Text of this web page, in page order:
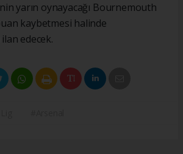
yarın oynayacağı Bournemouth
kaybetmesi halinde
edecek.